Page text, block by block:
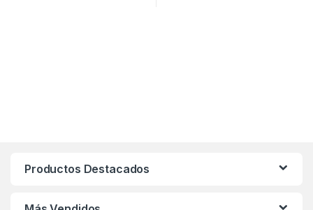
Productos Destacados